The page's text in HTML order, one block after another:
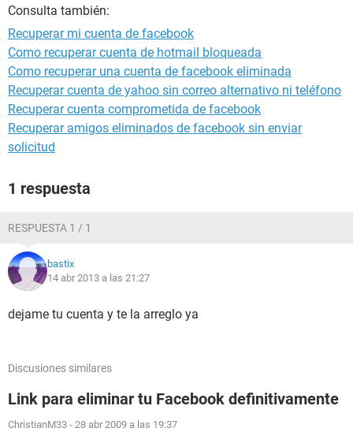
Consulta también:
Recuperar mi cuenta de facebook
Como recuperar cuenta de hotmail bloqueada
Como recuperar una cuenta de facebook eliminada
Recuperar cuenta de yahoo sin correo alternativo ni teléfono
Recuperar cuenta comprometida de facebook
Recuperar amigos eliminados de facebook sin enviar
solicitud
1 respuesta
RESPUESTA 1 / 1
bastix
14 abr 2013 a las 21:27
dejame tu cuenta y te la arreglo ya
Discusiones similares
Link para eliminar tu Facebook definitivamente
ChristianM33 - 28 abr 2009 a las 19:37